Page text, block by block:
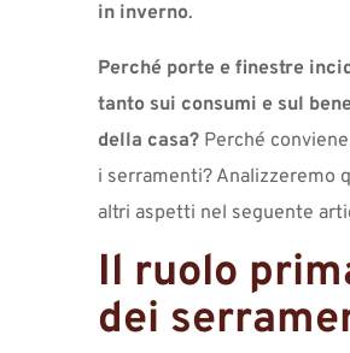
in inverno.
Perché porte e finestre
tanto sui consumi e sul
della casa?Perché
i serramenti? Analizzeremo
altri aspetti nel seguente
Il ruolo
dei